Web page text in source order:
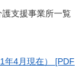
支援事業所一覧
年4月現在） [PDF